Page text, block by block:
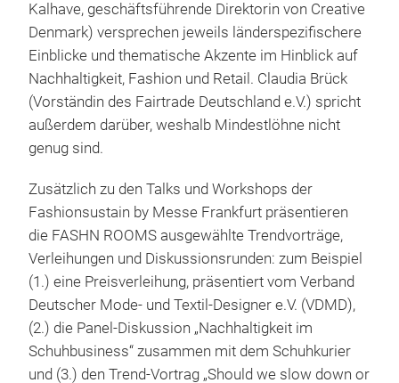
Kalhave, geschäftsführende Direktorin von Creative
Denmark) versprechen jeweils länderspezifischere
Einblicke und thematische Akzente im Hinblick auf
Nachhaltigkeit, Fashion und Retail. Claudia Brück
(Vorständin des Fairtrade Deutschland e.V.) spricht
außerdem darüber, weshalb Mindestlöhne nicht
genug sind.
Zusätzlich zu den Talks und Workshops der
Fashionsustain by Messe Frankfurt präsentieren
die FASHN ROOMS ausgewählte Trendvorträge,
Verleihungen und Diskussionsrunden: zum Beispiel
(1.) eine Preisverleihung, präsentiert vom Verband
Deutscher Mode- und Textil-Designer e.V. (VDMD),
(2.) die Panel-Diskussion „Nachhaltigkeit im
Schuhbusiness“ zusammen mit dem Schuhkurier
und (3.) den Trend-Vortrag „Should we slow down or